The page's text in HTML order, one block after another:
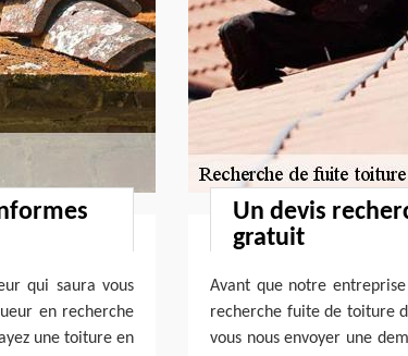
qui saura vous
en recherche
une toiture en
Un devis
gratuit
Avant que notre
recherche fuite de toiture
vous nous envoyer une